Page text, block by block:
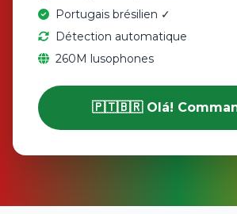
Portugais brésilien ✓
Détection automatique
260M lusophones
🇵🇹🇧🇷 Olá!